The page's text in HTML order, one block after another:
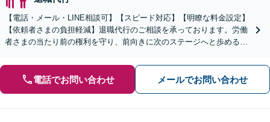
【電話・メール・LINE相談可】【スピード対応】【明瞭な料金設定】
【依頼者さまの負担軽減】退職代行のご相談を承っております。労働
者さまの当たり前の権利を守り、前向きに次のステージへと歩めるよ
電話でお問い合わせ メールでお問い合わせ